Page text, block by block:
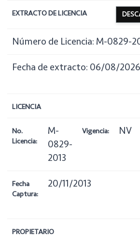
EXTRACTO DE LICENCIA
Número de Licencia: M-0829-
Fecha de extracto: 06/08/2026
LICENCIA
No.
Licencia:
M-
0829-
2013
Vigencia: NV
Fecha
Captura:
20/11/2013
PROPIETARIO